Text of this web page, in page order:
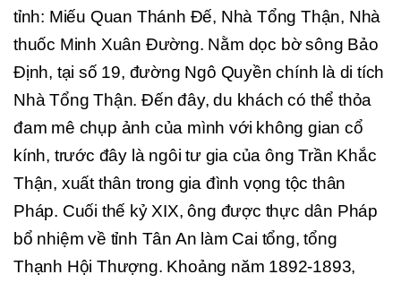
tỉnh: Miếu Quan Thánh Đế, Nhà Tổng Thận, Nhà
thuốc Minh Xuân Đường. Nằm dọc bờ sông Bảo
Định, tại số 19, đường Ngô Quyền chính là di tích
Nhà Tổng Thận. Đến đây, du khách có thể thỏa
đam mê chụp ảnh của mình với không gian cổ
kính, trước đây là ngôi tư gia của ông Trần Khắc
Thận, xuất thân trong gia đình vọng tộc thân
Pháp. Cuối thế kỷ XIX, ông được thực dân Pháp
bổ nhiệm về tỉnh Tân An làm Cai tổng, tổng
Thạnh Hội Thượng. Khoảng năm 1892-1893,